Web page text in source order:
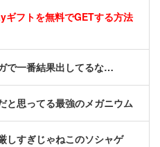
ギフトを無料でGETする方法
で一番結果出してるな…
と思ってる最強のメガニウム
しすぎじゃねこのソシャゲ